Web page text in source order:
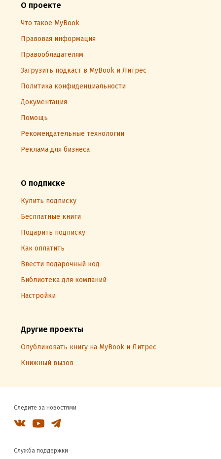
О проекте
Что такое MyBook
Правовая информация
Правообладателям
Загрузить подкаст в MyBook и Литрес
Политика конфиденциальности
Документация
Помощь
Рекомендательные технологии
Реклама для бизнеса
О подписке
Купить подписку
Бесплатные книги
Подарить подписку
Как оплатить
Ввести подарочный код
Библиотека для компаний
Настройки
Другие проекты
Опубликовать книгу на MyBook и Литрес
Книжный вызов
Следите за новостями
Служба поддержки